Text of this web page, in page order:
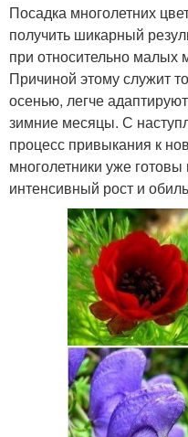
Посадка многолетних
получить шикарный
при относительно малых
Причиной этому служит
осенью, легче
зимние месяцы. С
процесс привыкания к
многолетники уже
интенсивный рост и